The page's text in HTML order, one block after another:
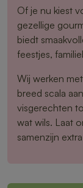
Of je nu kiest
gezellige
biedt
feestjes,
Wij werken
breed scala
visgerechten
wat wils. Laat
samenzijn